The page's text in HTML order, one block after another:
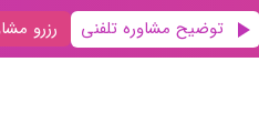
توضیح مشاوره تلفنی رزرو